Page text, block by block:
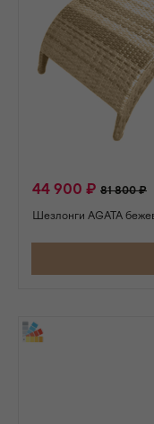
44 900 ₽ 81 800 ₽
Шезлонги AGATA